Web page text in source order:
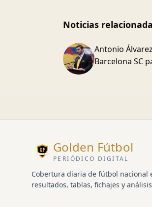
Noticias
Antonio
Barcelona SC
Golden Fútbol
PERIÓDICO DIGITAL
Cobertura diaria de fútbol nacional
resultados, tablas, fichajes y